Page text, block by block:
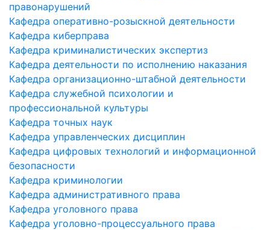
правонарушений
Кафедра оперативно-розыскной деятельности
Кафедра киберправа
Кафедра криминалистических экспертиз
Кафедра деятельности по исполнению наказания
Кафедра организационно-штабной деятельности
Кафедра служебной психологии и
профессиональной культуры
Кафедра точных наук
Кафедра управленческих дисциплин
Кафедра цифровых технологий и информационной
безопасности
Кафедра криминологии
Кафедра административного права
Кафедра уголовного права
Кафедра уголовно-процессуального права